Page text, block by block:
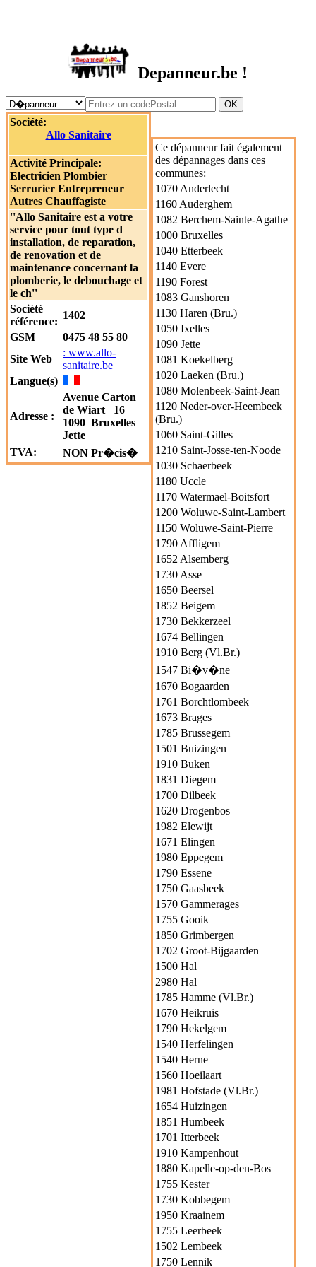
Depanneur.be !
Société:
Allo Sanitaire
Activité Principale:
Electricien Plombier
Serrurier Entrepreneur
Autres Chauffagiste
''Allo Sanitaire est a votre
service pour tout type d
installation, de reparation,
de renovation et de
maintenance concernant la
plomberie, le debouchage et
le ch''
Société
référence:
1402
GSM
0475 48 55 80
Site Web
: www.allo-
sanitaire.be
Langue(s)
Adresse :
Avenue Carton
de Wiart 16
1090 Bruxelles
Jette
TVA:
NON Pr�cis�
Ce dépanneur fait également
des dépannages dans ces
communes:
1070 Anderlecht
1160 Auderghem
1082 Berchem-Sainte-Agathe
1000 Bruxelles
1040 Etterbeek
1140 Evere
1190 Forest
1083 Ganshoren
1130 Haren (Bru.)
1050 Ixelles
1090 Jette
1081 Koekelberg
1020 Laeken (Bru.)
1080 Molenbeek-Saint-Jean
1120 Neder-over-Heembeek
(Bru.)
1060 Saint-Gilles
1210 Saint-Josse-ten-Noode
1030 Schaerbeek
1180 Uccle
1170 Watermael-Boitsfort
1200 Woluwe-Saint-Lambert
1150 Woluwe-Saint-Pierre
1790 Affligem
1652 Alsemberg
1730 Asse
1650 Beersel
1852 Beigem
1730 Bekkerzeel
1674 Bellingen
1910 Berg (Vl.Br.)
1547 Bi�v�ne
1670 Bogaarden
1761 Borchtlombeek
1673 Brages
1785 Brussegem
1501 Buizingen
1910 Buken
1831 Diegem
1700 Dilbeek
1620 Drogenbos
1982 Elewijt
1671 Elingen
1980 Eppegem
1790 Essene
1750 Gaasbeek
1570 Gammerages
1755 Gooik
1850 Grimbergen
1702 Groot-Bijgaarden
1500 Hal
2980 Hal
1785 Hamme (Vl.Br.)
1670 Heikruis
1790 Hekelgem
1540 Herfelingen
1540 Herne
1560 Hoeilaart
1981 Hofstade (Vl.Br.)
1654 Huizingen
1851 Humbeek
1701 Itterbeek
1910 Kampenhout
1880 Kapelle-op-den-Bos
1755 Kester
1730 Kobbegem
1950 Kraainem
1755 Leerbeek
1502 Lembeek
1750 Lennik